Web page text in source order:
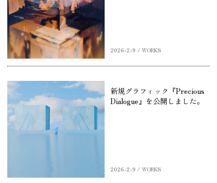
2026-2-9 / WORKS
新規グラフィック『Precious
Dialogue』を公開しました。
2026-2-9 / WORKS